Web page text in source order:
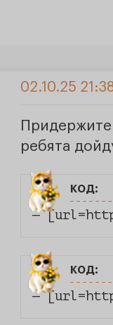
02.10.25
ребята
код:
—
код:
—